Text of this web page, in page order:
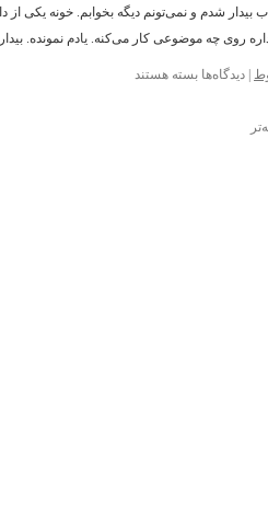
بیدار شدم و نمی‌تونم دیگه بخوابم. خونه یکی از
روی چه موضوعی کار می‌کنه. یادم نمونده.
دیدگاه‌ها برای
بسته هستند